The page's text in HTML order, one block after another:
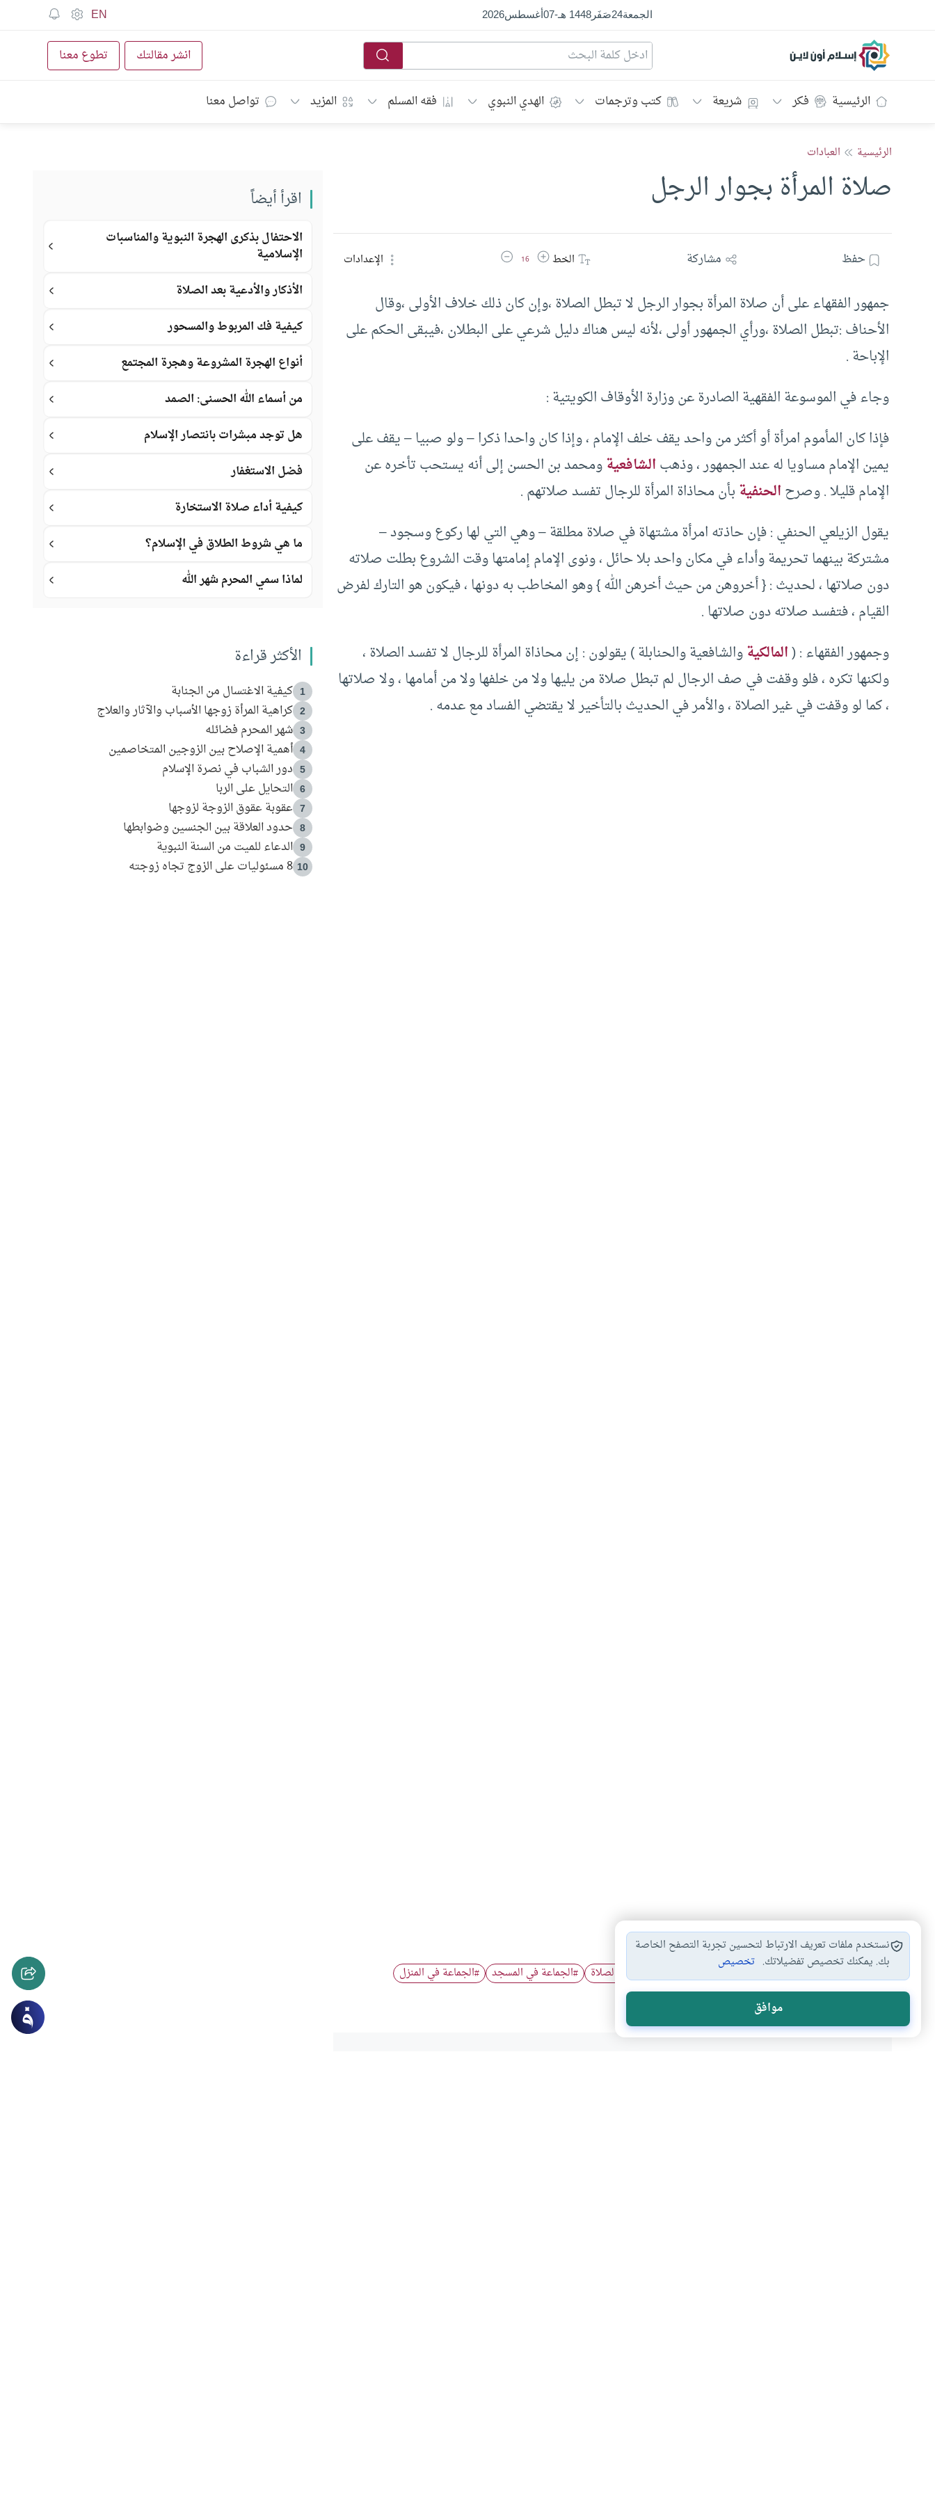
الجمعة24صَفَر1448 هـ -
07أغسطس2026
EN
إسلام أون لاين انشر مقالتك تطوع معنا
الرئيسية فكر شريعة كتب وترجمات الهدي النبوي فقه المسلم المزيد تواصل معنا
الرئيسية العبادات
صلاة المرأة بجوار الرجل
حفظ مشاركة الخطزيادة حجم الخط
16 تقليل حجم الخط الإعدادات
جمهور الفقهاء على أن صلاة المرأة بجوار الرجل لا تبطل الصلاة ،وإن كان ذلك خلاف الأولى ،وقال
الأحناف :تبطل الصلاة ،ورأي الجمهور أولى ،لأنه ليس هناك دليل شرعي على البطلان ،فيبقى الحكم على
الإباحة .
وجاء في الموسوعة الفقهية الصادرة عن وزارة الأوقاف الكويتية :
فإذا كان المأموم امرأة أو أكثر من واحد يقف خلف الإمام ، وإذا كان واحدا ذكرا – ولو صبيا – يقف على
يمين الإمام مساويا له عند الجمهور ، وذهبالشافعيةومحمد بن الحسن إلى أنه يستحب تأخره عن
الإمام قليلا . وصرحالحنفيةبأن محاذاة المرأة للرجال تفسد صلاتهم .
يقول الزيلعي الحنفي : فإن حاذته امرأة مشتهاة في صلاة مطلقة – وهي التي لها ركوع وسجود –
مشتركة بينهما تحريمة وأداء في مكان واحد بلا حائل ، ونوى الإمام إمامتها وقت الشروع بطلت صلاته
دون صلاتها ، لحديث : { أخروهن من حيث أخرهن الله } وهو المخاطب به دونها ، فيكون هو التارك لفرض
القيام ، فتفسد صلاته دون صلاتها .
وجمهور الفقهاء : (المالكيةوالشافعية والحنابلة ) يقولون : إن محاذاة المرأة للرجال لا تفسد الصلاة ،
ولكنها تكره ، فلو وقفت في صف الرجال لم تبطل صلاة من يليها ولا من خلفها ولا من أمامها ، ولا صلاتها
، كما لو وقفت في غير الصلاة ، والأمر في الحديث بالتأخير لا يقتضي الفساد مع عدمه .
احكام الصلاة الخشوع في الصلاة #الجماعة في المسجد #الجماعة في المنزل
#صلاة المرأة في…
اقرأ أيضاً
الاحتفال بذكرى الهجرة النبوية والمناسبات
الإسلامية
الأذكار والأدعية بعد الصلاة
كيفية فك المربوط والمسحور
أنواع الهجرة المشروعة وهجرة المجتمع
من أسماء الله الحسنى: الصمد
هل توجد مبشرات بانتصار الإسلام
فضل الاستغفار
كيفية أداء صلاة الاستخارة
ما هي شروط الطلاق في الإسلام؟
لماذا سمي المحرم شهر الله
الأكثر قراءة
1 كيفية الاغتسال من الجنابة
2 كراهية المرأة زوجها الأسباب والآثار والعلاج
3 شهر المحرم فضائله
4 أهمية الإصلاح بين الزوجين المتخاصمين
5 دور الشباب في نصرة الإسلام
6 التحايل على الربا
7 عقوبة عقوق الزوجة لزوجها
8 حدود العلاقة بين الجنسين وضوابطها
9 الدعاء للميت من السنة النبوية
10 8 مسئوليات على الزوج تجاه زوجته
نستخدم ملفات تعريف الارتباط لتحسين تجربة التصفح الخاصة
بك. يمكنك تخصيص تفضيلاتك. تخصيص
موافق